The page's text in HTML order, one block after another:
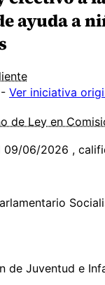
ayuda a
- Ver iniciativa
de Ley en
09/06/2026 ,
de Juventud e